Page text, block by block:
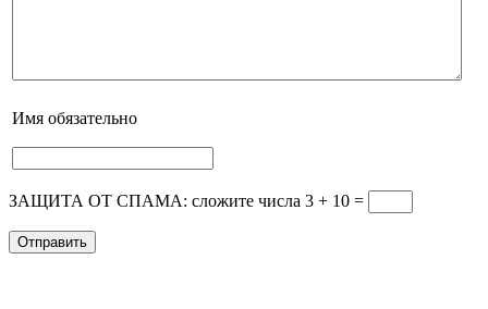
Имя обязательно
ЗАЩИТА ОТ СПАМА: сложите числа 3 + 10 =